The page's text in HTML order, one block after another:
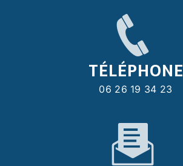
TÉLÉPHONE
06 26 19 34 23